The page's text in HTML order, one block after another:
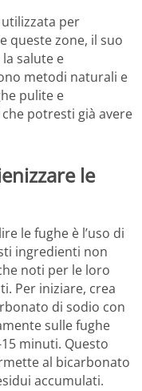
per
queste zone, il suo
salute e
metodi naturali e
pulite e
potresti già avere
le
le fughe è l’uso di
ingredienti non
noti per le loro
Per iniziare, crea
di sodio con
sulle fughe
minuti. Questo
al bicarbonato
accumulati.